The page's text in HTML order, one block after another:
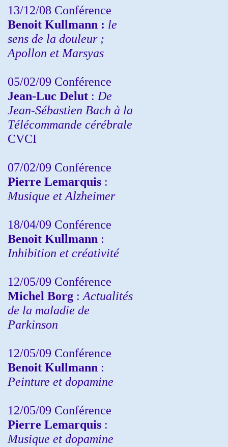
13/12/08 Conférence
Benoit Kullmann : le
sens de la douleur ;
Apollon et Marsyas
05/02/09 Conférence
Jean-Luc Delut : De
Jean-Sébastien Bach à la
Télécommande cérébrale
CVCI
07/02/09 Conférence
Pierre Lemarquis :
Musique et Alzheimer
18/04/09 Conférence
Benoit Kullmann :
Inhibition et créativité
12/05/09 Conférence
Michel Borg : Actualités
de la maladie de
Parkinson
12/05/09 Conférence
Benoit Kullmann :
Peinture et dopamine
12/05/09 Conférence
Pierre Lemarquis :
Musique et dopamine